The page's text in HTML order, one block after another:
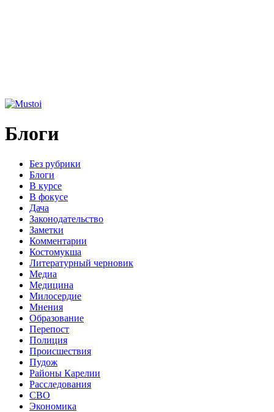
Блоги
Без рубрики
Блоги
В курсе
В фокусе
Дача
Законодательство
Заметки
Комментарии
Костомукша
Литературный черновик
Медиа
Медицина
Милосердие
Мнения
Образование
Перепост
Полиция
Происшествия
Пудож
Районы Карелии
Расследования
СВО
Экономика